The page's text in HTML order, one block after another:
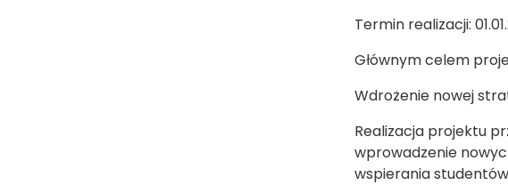
Termin realizacji:
Głównym celem
Wdrożenie nowej
Realizacja projektu
wprowadzenie
wspierania